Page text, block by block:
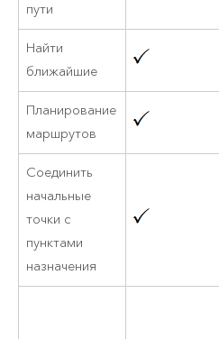
пути
Найти
ближайшие
Планирование
маршрутов
Соединить
начальные
точки с
пунктами
назначения